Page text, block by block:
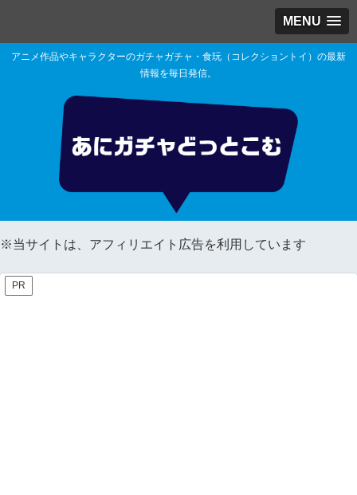
MENU
アニメ作品やキャラクターのガチャガチャ・食玩（コレクショントイ）の最新
情報を毎日発信。
※当サイトは、アフィリエイト広告を利用しています
PR